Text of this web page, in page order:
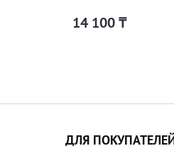
14 100 ₸
ДЛЯ